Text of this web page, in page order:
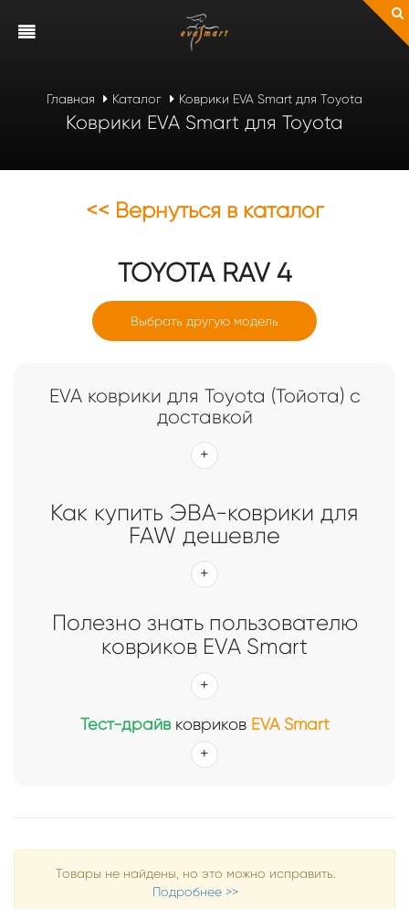
Главная Каталог Коврики EVA Smart для Toyota
Коврики EVA Smart для Toyota
<< Вернуться в каталог
TOYOTARAV 4
Выбрать другую модель
EVA коврики для Toyota (Тойота) с
доставкой
Как купить ЭВА-коврики для
FAW дешевле
Полезно знать пользователю
ковриков EVA Smart
Тест-драйвковриков EVA Smart
Товары не найдены, но это можно исправить.
Подробнее >>